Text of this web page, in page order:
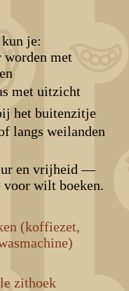
je:
worden met
met uitzicht
het buitenzitje
langs weilanden
en vrijheid —
voor wilt boeken.
(koffiezet,